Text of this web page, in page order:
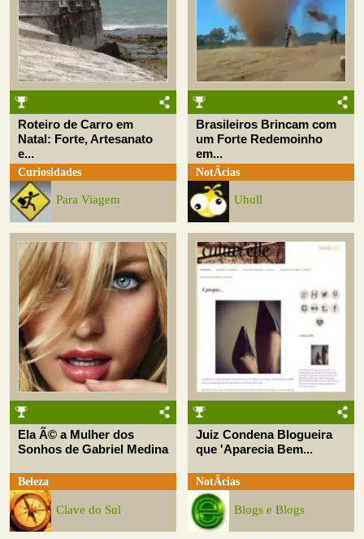
Roteiro de Carro em
Natal: Forte, Artesanato
e...
Curiosidades
Para Viagem
Brasileiros Brincam com
um Forte Redemoinho
em...
NotÃ­cias
Uhull
Ela Ã© a Mulher dos
Sonhos de Gabriel Medina
Beleza
Clave do Sul
Juiz Condena Blogueira
que 'Aparecia Bem...
NotÃ­cias
Blogs e Blogs